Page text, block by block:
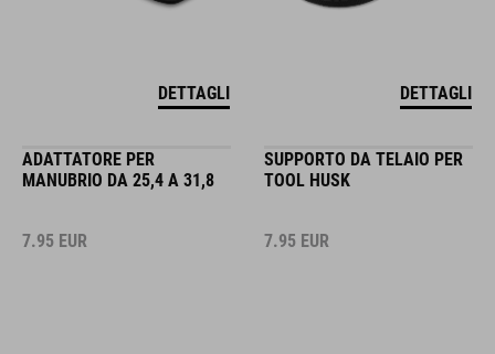
DETTAGLI DETTAGLI
ADATTATORE PER
MANUBRIO DA 25,4 A 31,8
7.95 EUR
SUPPORTO DA TELAIO PER
TOOL HUSK
7.95 EUR